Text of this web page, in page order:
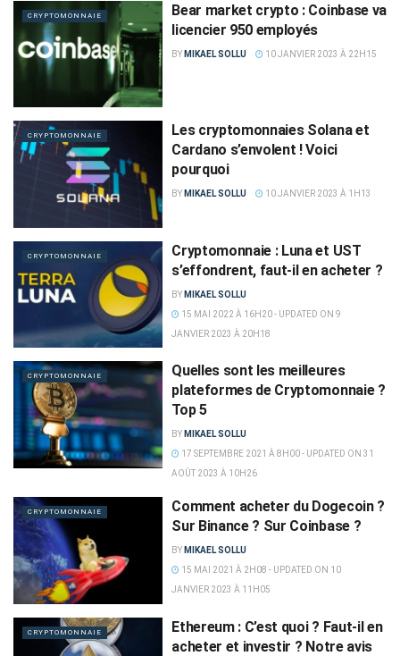
CRYPTOMONNAIE
Bear market crypto : Coinbase va
licencier 950 employés
BY MIKAEL SOLLU 10 JANVIER 2023 À 22H15
CRYPTOMONNAIE
Les cryptomonnaies Solana et
Cardano s’envolent ! Voici
pourquoi
BY MIKAEL SOLLU 10 JANVIER 2023 À 1H13
CRYPTOMONNAIE
Cryptomonnaie : Luna et UST
s’effondrent, faut-il en acheter ?
BY MIKAEL SOLLU
15 MAI 2022 À 16H20 - UPDATED ON 9
JANVIER 2023 À 20H18
CRYPTOMONNAIE
Quelles sont les meilleures
plateformes de Cryptomonnaie ?
Top 5
BY MIKAEL SOLLU
17 SEPTEMBRE 2021 À 8H00 - UPDATED ON 31
AOÛT 2023 À 10H26
CRYPTOMONNAIE
Comment acheter du Dogecoin ?
Sur Binance ? Sur Coinbase ?
BY MIKAEL SOLLU
15 MAI 2021 À 2H08 - UPDATED ON 10
JANVIER 2023 À 11H05
CRYPTOMONNAIE
Ethereum : C’est quoi ? Faut-il en
acheter et investir ? Notre avis